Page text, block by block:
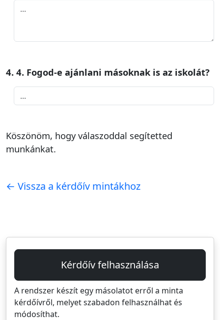
4. 4. Fogod-e ajánlani másoknak is az iskolát?
Köszönöm, hogy válaszoddal segítetted
munkánkat.
← Vissza a kérdőív mintákhoz
Kérdőív felhasználása
A rendszer készít egy másolatot erről a minta
kérdőívről, melyet szabadon felhasználhat és
módosíthat.